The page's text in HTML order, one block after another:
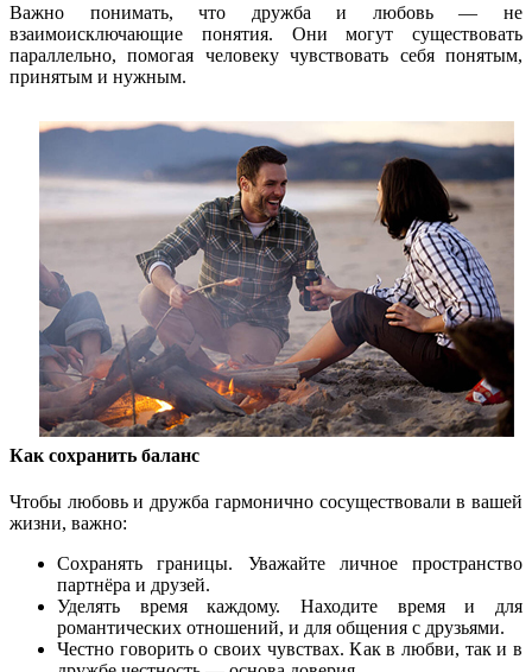
Важно понимать, что дружба и любовь — не
взаимоисключающие понятия. Они могут существовать
параллельно, помогая человеку чувствовать себя понятым,
принятым и нужным.
Как сохранить баланс
Чтобы любовь и дружба гармонично сосуществовали в вашей
жизни, важно:
Сохранять границы. Уважайте личное пространство
партнёра и друзей.
Уделять время каждому. Находите время и для
романтических отношений, и для общения с друзьями.
Честно говорить о своих чувствах. Как в любви, так и в